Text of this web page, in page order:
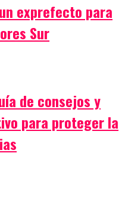
exprefecto para
Sur
de consejos y
para proteger la